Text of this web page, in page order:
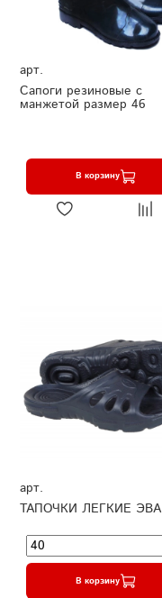
арт.
Сапоги резиновые с
манжетой размер 46
В корзину
арт.
ТАПОЧКИ ЛЕГКИЕ ЭВА
В корзину